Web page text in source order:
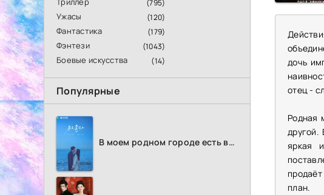
(795)
Ужасы (120)
Фантастика (179)
Фэнтези (1043)
Боевые искусства (14)
Популярные
В моем родном городе есть возлюбленный
дочь
отец -
Родная
другой.
яркая
план.